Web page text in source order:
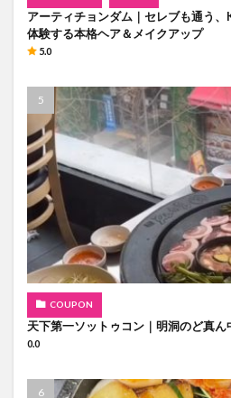
アーティチョンダム｜セレブも通う
体験する本格ヘア＆メイクアップ
5.0
COUPON
天下第一ソットゥコン｜明洞のど真ん
0.0